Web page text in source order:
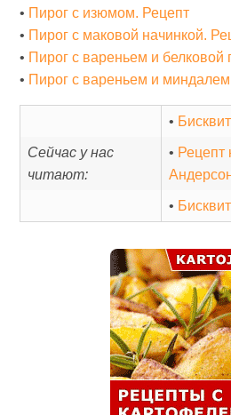
• Пирог с изюмом. Рецепт
• Пирог с маковой начинкой.
• Пирог с вареньем и белковой
• Пирог с вареньем и
•
Сейчас у нас
читают:
•
•